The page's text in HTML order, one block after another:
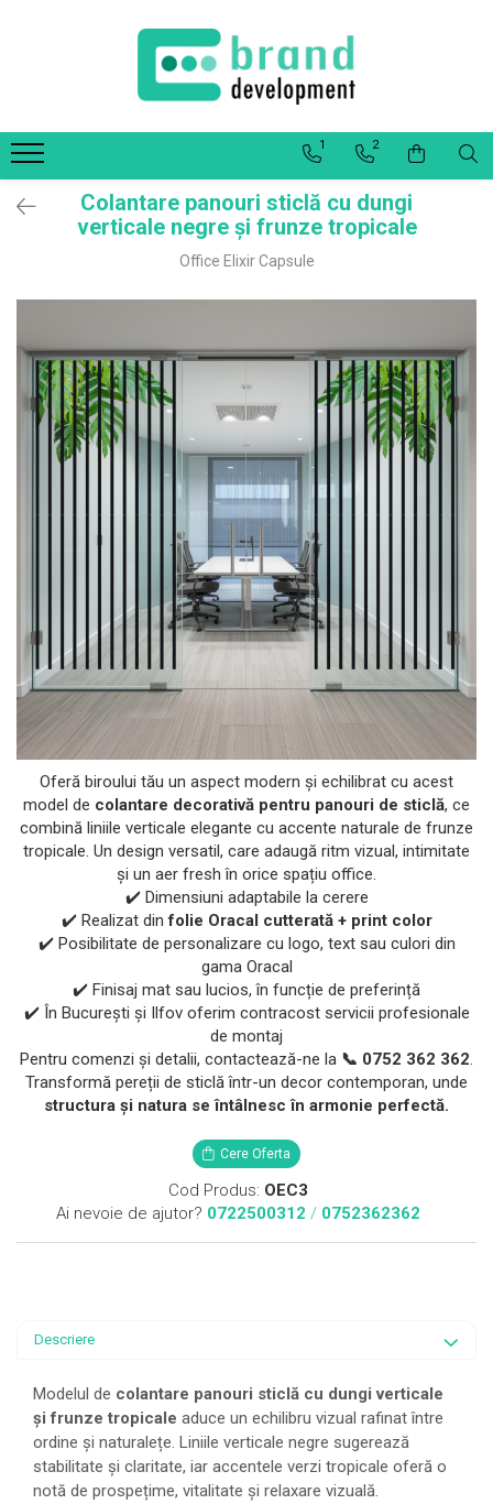
Office Elixir Capsule
1 2
Colantare panouri sticlă cu dungi
verticale negre și frunze tropicale
Office Elixir Capsule
Oferă biroului tău un aspect modern și echilibrat cu acest
model de colantare decorativă pentru panouri de sticlă, ce
combină liniile verticale elegante cu accente naturale de frunze
tropicale. Un design versatil, care adaugă ritm vizual, intimitate
și un aer fresh în orice spațiu office.
✔️ Dimensiuni adaptabile la cerere
✔️ Realizat dinfolie Oracal cutterată + print color
✔️ Posibilitate de personalizare cu logo, text sau culori din
gama Oracal
✔️ Finisaj mat sau lucios, în funcție de preferință
✔️ În București și Ilfov oferim contracost servicii profesionale
de montaj
Pentru comenzi și detalii, contactează-ne la 📞 0752 362 362.
Transformă pereții de sticlă într-un decor contemporan, unde
structura și natura se întâlnesc în armonie perfectă.
Cere Oferta
Cod Produs: OEC3
Ai nevoie de ajutor? 0722500312 / 0752362362
Descriere
Modelul de colantare panouri sticlă cu dungi verticale
și frunze tropicale aduce un echilibru vizual rafinat între
ordine și naturalețe. Liniile verticale negre sugerează
stabilitate și claritate, iar accentele verzi tropicale oferă o
notă de prospețime, vitalitate și relaxare vizuală.